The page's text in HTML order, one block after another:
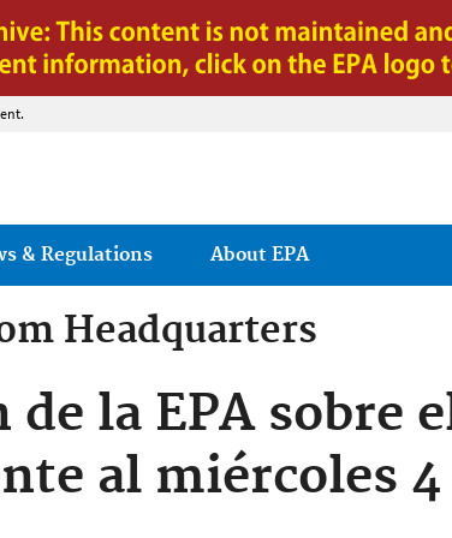
Jump to main content
& Regulations About EPA
Headquarters
la EPA sobre
al miércoles